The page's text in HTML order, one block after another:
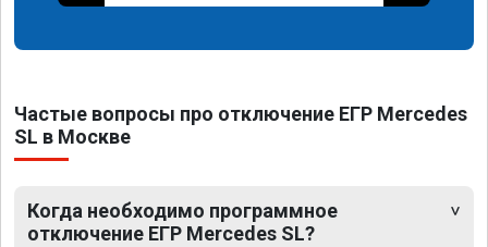
Частые вопросы про отключение ЕГР Mercedes
SL в Москве
Когда необходимо программное
отключение ЕГР Mercedes SL?